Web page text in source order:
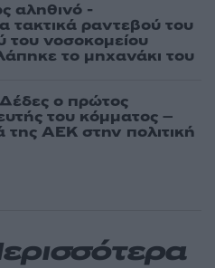
αληθινό -
τακτικά ραντεβού του
του νοσοκομείου
το μηχανάκι του
ο πρώτος
του κόμματος –
της ΑΕΚ στην πολιτική